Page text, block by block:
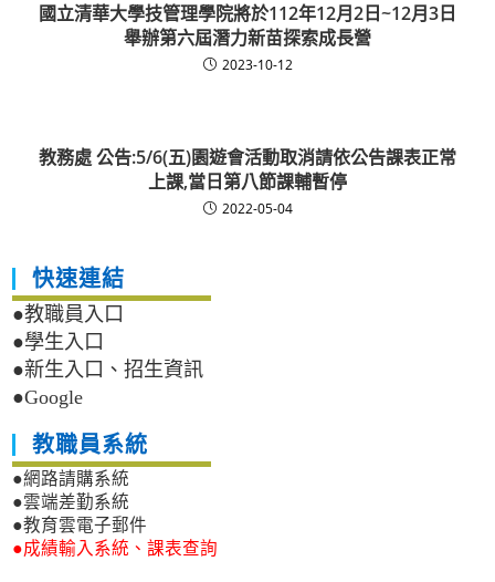
國立清華大學技管理學院將於112年12月2日~12月3日
舉辦第六屆潛力新苗探索成長營
2023-10-12
教務處 公告:5/6(五)園遊會活動取消請依公告課表正常
上課,當日第八節課輔暫停
2022-05-04
快速連結
●教職員入口
●學生入口
●新生入口、招生資訊
●Google
教職員系統
●網路請購系統
●雲端差勤系統
●教育雲電子郵件
●成績輸入系統、課表查詢